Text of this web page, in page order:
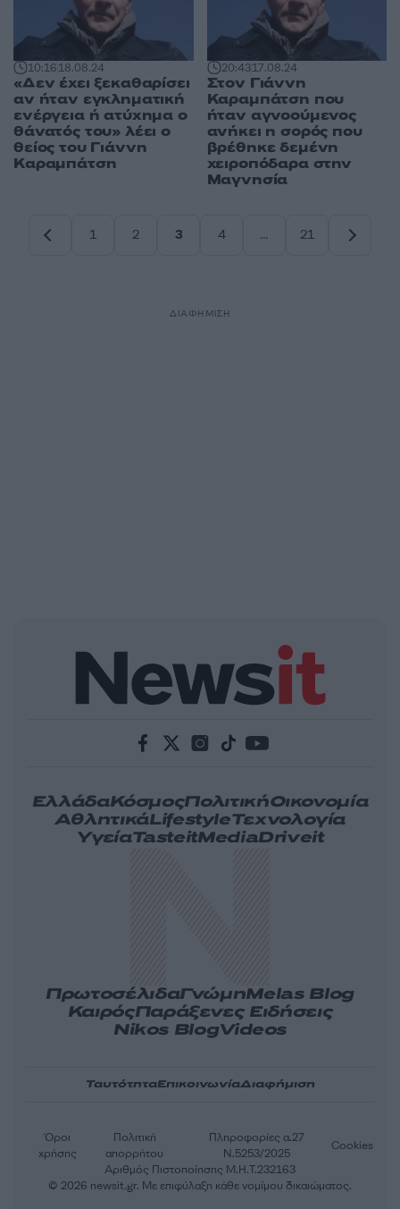
10:1618.08.24
«Δεν έχει ξεκαθαρίσει
αν ήταν εγκληματική
ενέργεια ή ατύχημα ο
θάνατός του» λέει ο
θείος του Γιάννη
Καραμπάτση
20:4317.08.24
Στον Γιάννη
Καραμπάτση που
ήταν αγνοούμενος
ανήκει η σορός που
βρέθηκε δεμένη
χειροπόδαρα στην
Μαγνησία
1
2
3
4
…
21
ΔΙΑΦΗΜΙΣΗ
ΕλλάδαΚόσμοςΠολιτικήΟικονομία
ΑθλητικάLifestyleΤεχνολογία
ΥγείαTasteitMediaDriveit
ΠρωτοσέλιδαΓνώμηMelas Blog
ΚαιρόςΠαράξενες Ειδήσεις
Nikos BlogVideos
ΤαυτότηταΕπικοινωνίαΔιαφήμιση
Αριθμός Πιστοποίησης Μ.Η.Τ.232163
Όροι
χρήσης
Πολιτική
απορρήτου
Πληροφορίες α.27
Ν.5253/2025
Cookies
© 2026 newsit.gr. Με επιφύλαξη κάθε νομίμου δικαιώματος.